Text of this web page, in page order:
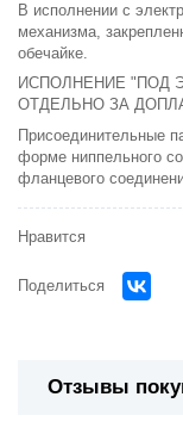
В исполнении с
механизма,
обечайке.
ИСПОЛНЕНИЕ "ПОД
ОТДЕЛЬНО ЗА
Присоединительные
форме ниппельного
фланцевого
Нравится
Поделиться
Отзывы